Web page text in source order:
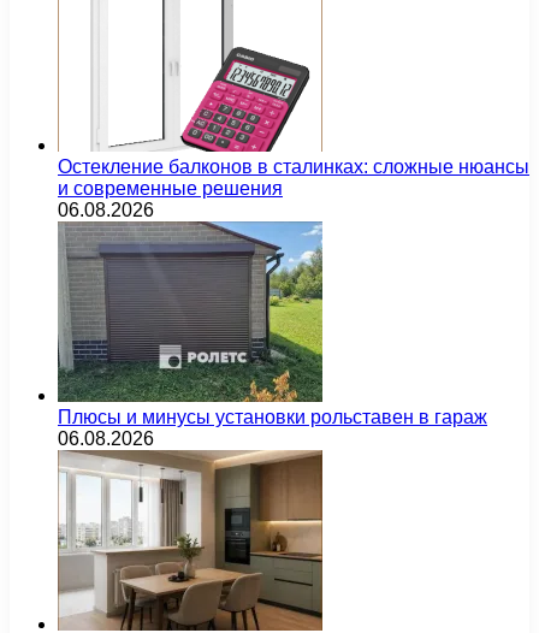
Остекление балконов в сталинках: сложные нюансы
и современные решения
06.08.2026
Плюсы и минусы установки рольставен в гараж
06.08.2026